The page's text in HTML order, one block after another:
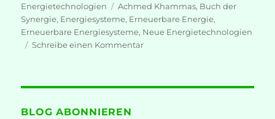
Energietechnologien
Schlagwörter
Achmed Khammas, Buch der
Synergie, Energiesysteme, Erneuerbare Energie,
Erneuerbare Energiesysteme, Neue Energietechnologien
Schreibe einen Kommentarzu
BLOG ABONNIEREN